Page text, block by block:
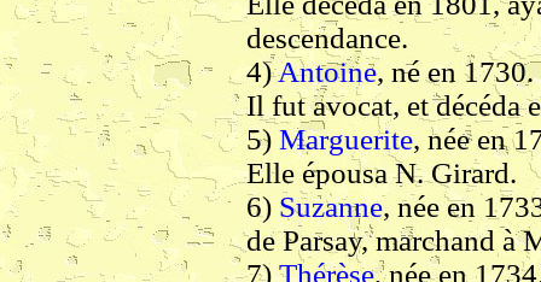
descendance.
4)Antoine, né en 1730.
Il fut avocat, et décéda
5) Marguerite, née en
Elle épousa N. Girard.
6) Suzanne, née en
de Parsay, marchand à
7)Thérèse, née en